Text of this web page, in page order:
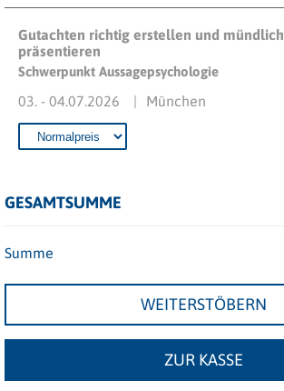
Gutachten richtig erstellen und mündlich
präsentieren
Schwerpunkt Aussagepsychologie
München
03. - 04.07.2026
GESAMTSUMME
Summe
WEITERSTÖBERN
ZUR KASSE